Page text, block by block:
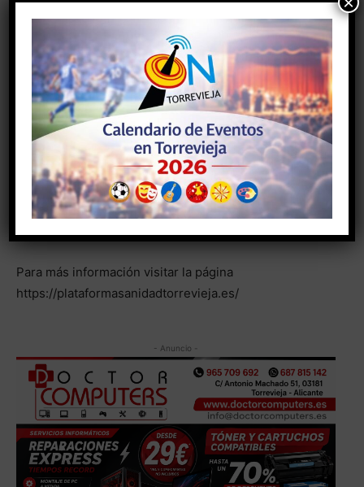
no han recibido la primera vacuna del Covid y en el
Norte de la Provincia de Alicante sí? ¿Cómo es posible
que en una zona como ésta, con mayor número de
residentes de 80 años y por lo tanto sensibles al
contagio y posibilidades de muerte no se les esté
vacunando y tengamos el peor ratio de España en ese
sentido? Todo lo que está pasando en el Departamento
de Salud y en el Hospital de Torrevieja desde que el
Gobierno Valenciano inició el proceso de reversión es
un auténtico desatino que nos hace temer lo peor.
Para más información visitar la página
https://plataformasanidadtorrevieja.es/
- Anuncio -